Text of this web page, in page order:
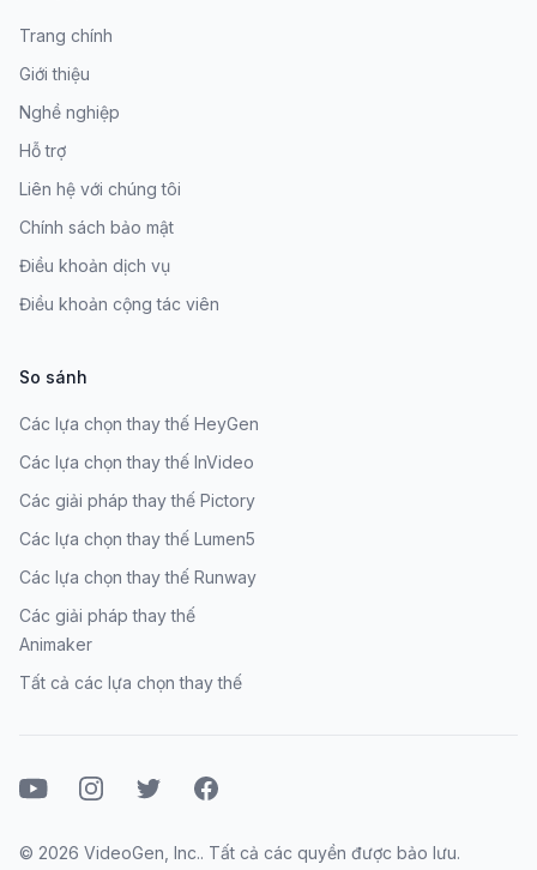
Trang chính
Giới thiệu
Nghề nghiệp
Hỗ trợ
Liên hệ với chúng tôi
Chính sách bảo mật
Điều khoản dịch vụ
Điều khoản cộng tác viên
So sánh
Các lựa chọn thay thế HeyGen
Các lựa chọn thay thế InVideo
Các giải pháp thay thế Pictory
Các lựa chọn thay thế Lumen5
Các lựa chọn thay thế Runway
Các giải pháp thay thế
Animaker
Tất cả các lựa chọn thay thế
YoutubeInstagramTwitterFacebook
© 2026 VideoGen, Inc.. Tất cả các quyền được bảo lưu.